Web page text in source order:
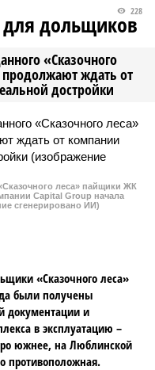
«Сказочного
ждать от
достройки
228
дольщиков
леса» пайщики ЖК
Capital Group начала
сгенерировано ИИ)
«Сказочного леса»
были получены
документации и
в эксплуатацию –
южнее, на Люблинской
противоположная.